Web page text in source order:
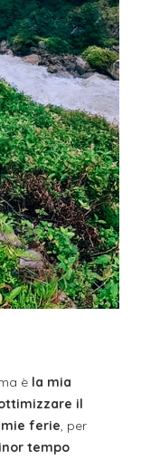
è la mia
il
ferie, per
tempo